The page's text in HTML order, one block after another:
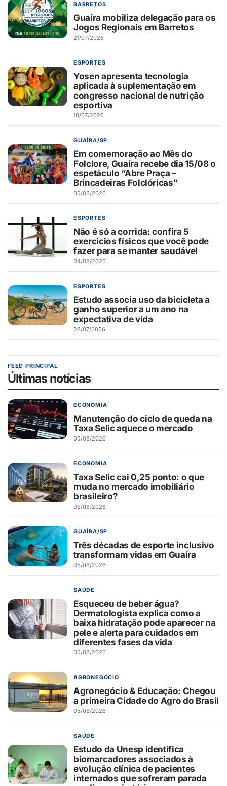
BARRETOS
Guaíra mobiliza delegação para os
Jogos Regionais em Barretos
21/07/2026
ESPORTES
Yosen apresenta tecnologia
aplicada à suplementação em
congresso nacional de nutrição
esportiva
10/07/2026
GUAÍRA/SP
Em comemoração ao Mês do
Folclore, Guaíra recebe dia 15/08 o
espetáculo “Abre Praça –
Brincadeiras Folclóricas”
05/08/2026
ESPORTES
Não é só a corrida: confira 5
exercícios físicos que você pode
fazer para se manter saudável
04/08/2026
ESPORTES
Estudo associa uso da bicicleta a
ganho superior a um ano na
expectativa de vida
28/07/2026
FEED PRINCIPAL
Últimas notícias
ECONOMIA
Manutenção do ciclo de queda na
Taxa Selic aquece o mercado
05/08/2026
ECONOMIA
Taxa Selic cai 0,25 ponto: o que
muda no mercado imobiliário
brasileiro?
05/08/2026
GUAÍRA/SP
Três décadas de esporte inclusivo
transformam vidas em Guaíra
05/08/2026
SAÚDE
Esqueceu de beber água?
Dermatologista explica como a
baixa hidratação pode aparecer na
pele e alerta para cuidados em
diferentes fases da vida
05/08/2026
AGRONEGÓCIO
Agronegócio & Educação: Chegou
a primeira Cidade do Agro do Brasil
05/08/2026
SAÚDE
Estudo da Unesp identifica
biomarcadores associados à
evolução clínica de pacientes
internados que sofreram parada